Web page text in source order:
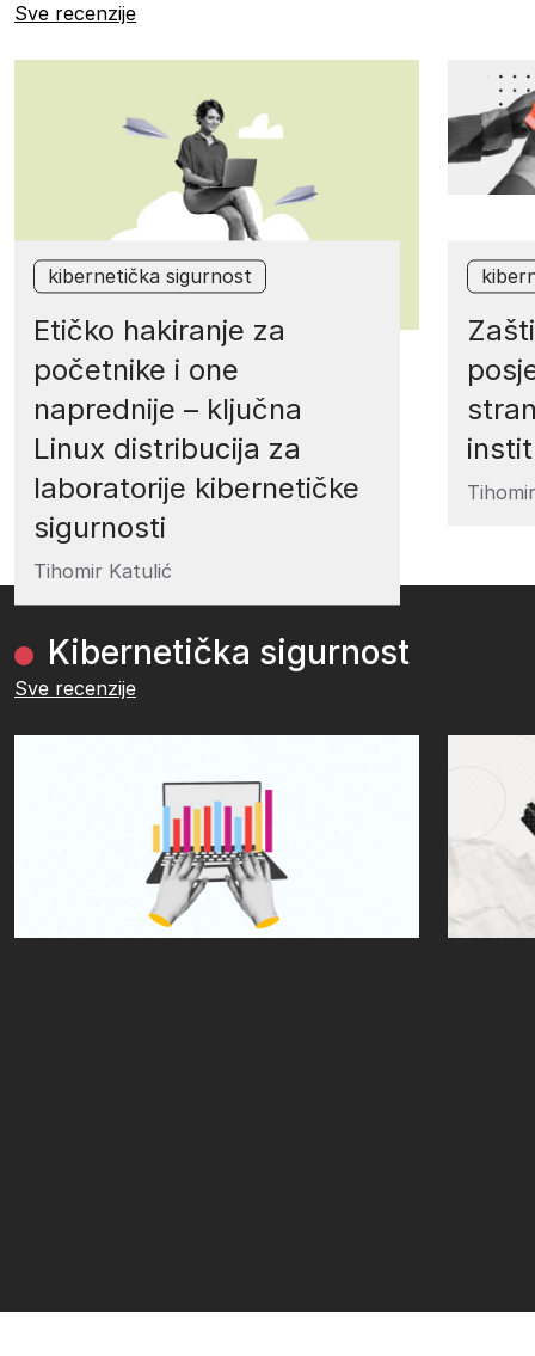
Sve recenzije
Kibernetička sigurnost
Sve recenzije
kibernetička sigurnost
Etičko hakiranje za
početnike i one
naprednije – ključna
Linux distribucija za
laboratorije kibernetičke
sigurnosti
Tihomir Katulić